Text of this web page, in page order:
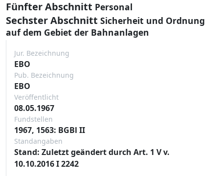
Fünfter Abschnitt Personal
Sechster Abschnitt Sicherheit und Ordnung
auf dem Gebiet der Bahnanlagen
Jur. Bezeichnung
EBO
Pub. Bezeichnung
EBO
Veröffentlicht
08.05.1967
Fundstellen
1967, 1563: BGBl II
Standangaben
Stand: Zuletzt geändert durch Art. 1 V v.
10.10.2016 I 2242